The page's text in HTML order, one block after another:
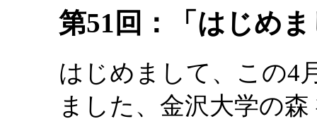
第51回：「はじめ
はじめまして、この4
ました、金沢大学の